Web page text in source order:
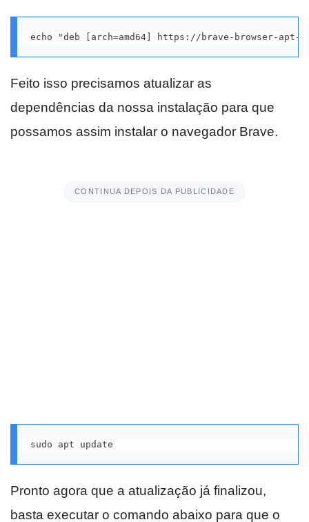
echo "deb [arch=amd64] https://brave-browser-
Feito isso precisamos atualizar as
dependências da nossa instalação para que
possamos assim instalar o navegador Brave.
CONTINUA DEPOIS DA PUBLICIDADE
sudo apt update
Pronto agora que a atualização já finalizou,
basta executar o comando abaixo para que o